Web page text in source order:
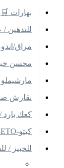
بهارات 🛒
للتدهين
مراق/
محسن
نقارش
كعك بارد
كيتو-KETO
للخبيز /